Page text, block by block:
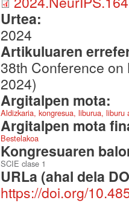
Urtea:
2024
Artikuluaren
38th Conference
2024)
Argitalpen mota:
Aldizkaria, kongresua, liburua,
Argitalpen mota
Bestelakoa
Kongresuaren
SCIE clase 1
URLa (ahal dela
https://doi.org/